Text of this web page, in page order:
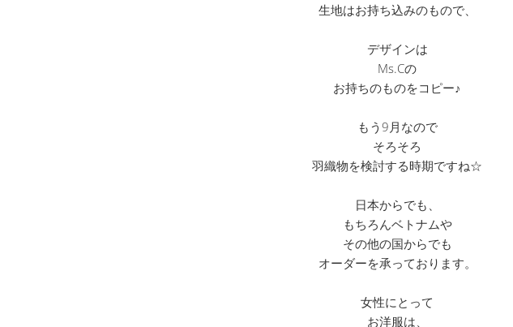
生地はお持ち込みのもので、
デザインは
Ms.Cの
お持ちのものをコピー♪
もう9月なので
そろそろ
羽織物を検討する時期ですね☆
日本からでも、
もちろんベトナムや
その他の国からでも
オーダーを承っております。
女性にとって
お洋服は、